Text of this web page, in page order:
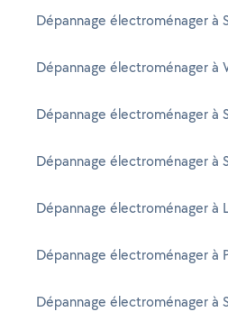
Dépannage électroménager à
Dépannage électroménager à
Dépannage électroménager à
Dépannage électroménager à
Dépannage électroménager à
Dépannage électroménager à
Dépannage électroménager à